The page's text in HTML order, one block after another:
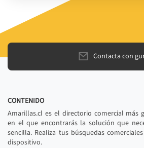
Contacta con
CONTENIDO
Amarillas.cl es el directorio comercial más
en el que encontrarás la solución que
sencilla. Realiza tus búsquedas
dispositivo.